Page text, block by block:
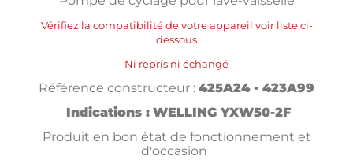
Vérifiez la compatibilité de votre appareil voir liste ci-
dessous
Ni repris ni échangé
Référence constructeur : 425A24 - 423A99
Indications : WELLING YXW50-2F
Produit en bon état de fonctionnement et
d'occasion